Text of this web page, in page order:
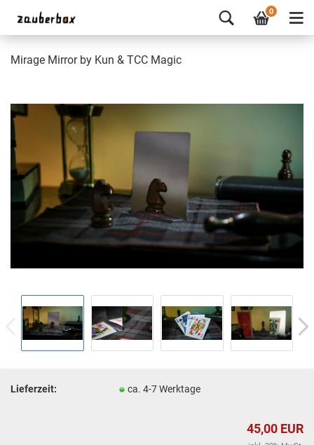
0
Mirage Mirror by Kun & TCC Magic
Lieferzeit: ca. 4-7 Werktage
45,00 EUR